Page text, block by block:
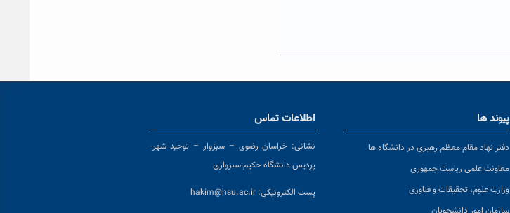
پیوند ها
دفتر نهاد مقام معظم رهبری در دانشگاه ها
معاونت علمی ریاست جمهوری
وزارت علوم، تحقیقات و فناوری
اطلاعات تماس
نشانی: خراسان رضوی – سبزوار – توحید شهر-
پردیس دانشگاه حکیم سبزواری
پست الکترونیکی: hakim@hsu.ac.ir